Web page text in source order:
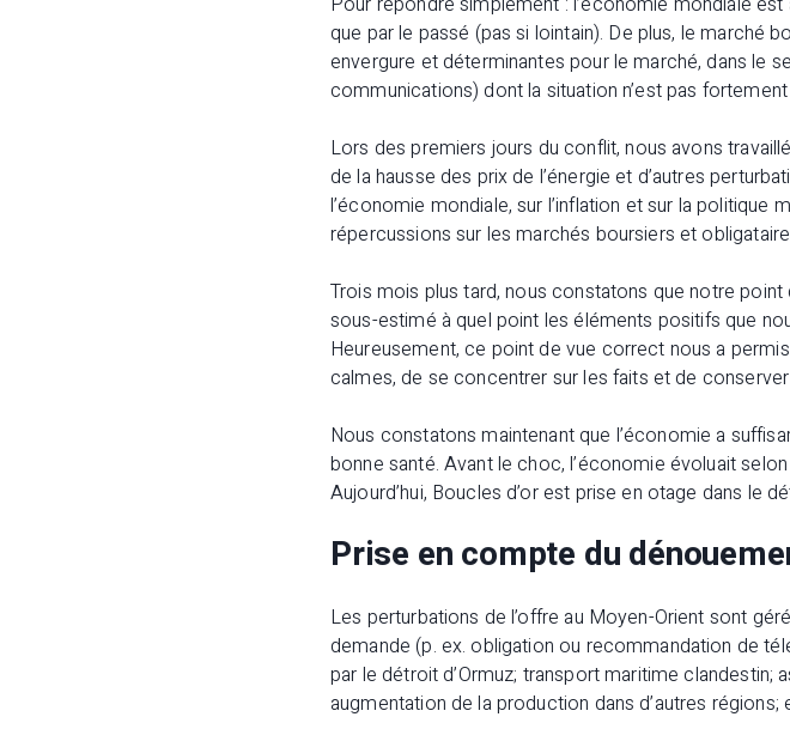
que par le passé (pas si lointain). De plus, le
envergure et déterminantes pour le marché, dans le
communications) dont la situation n’est pas
Lors des premiers jours du conflit, nous avons
de la hausse des prix de l’énergie et d’autres
l’économie mondiale, sur l’inflation et sur la politique
répercussions sur les marchés boursiers et
Trois mois plus tard, nous constatons que notre
sous-estimé à quel point les éléments positifs que
Heureusement, ce point de vue correct nous a
calmes, de se concentrer sur les faits et de
Nous constatons maintenant que l’économie a
bonne santé. Avant le choc, l’économie évoluait
Aujourd’hui, Boucles d’or est prise en otage dans le
Prise en compte du
Les perturbations de l’offre au Moyen-Orient sont
demande (p. ex. obligation ou recommandation de
par le détroit d’Ormuz; transport maritime
augmentation de la production dans d’autres